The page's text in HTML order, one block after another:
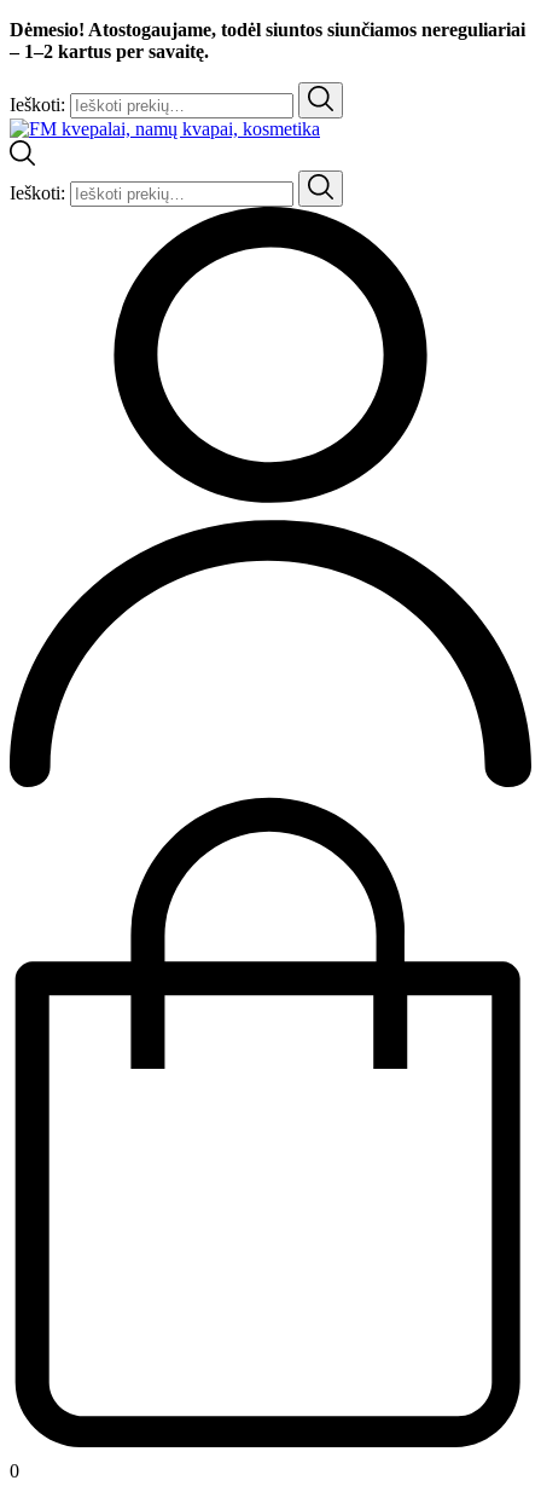
Dėmesio! Atostogaujame, todėl siuntos siunčiamos nereguliariai
– 1–2 kartus per savaitę.
Ieškoti:
Ieškoti:
0